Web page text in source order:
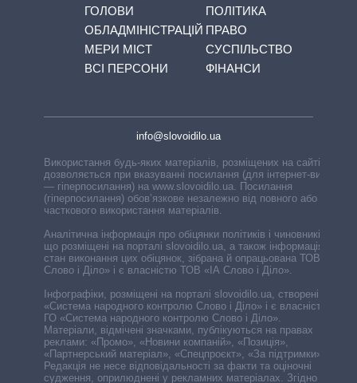
ГОЛОВИ
ОБЛАДМІНІСТРАЦІЙ
МЕРИ МІСТ
ВСІ ПЕРСОНИ
ПОЛІТИКА
ПРАВО
СУСПІЛЬСТВО
ФІНАНСИ
info@slovoidilo.ua
Використання будь-яких матеріалів, розміщених на сайті,
дозволяється при вказуванні посилання (для інтернет-видань
— гіперпосилання) на www.slovoidilo.ua. Посилання
(гіперпосилання) обов’язкове незалежно від повного або
часткового використання матеріалів.
Аналітична інформація про обіцянки політиків і чиновників,
що розміщені на порталі slovoidilo.ua, а також інформація про
стан виконання цих обіцянок, зібрана й опрацьована ТОВ «ІА
Слово і Діло» і є власністю ТОВ «ІА Слово і Діло».
Інфографіки, розміщені на порталі slovoidilo.ua, створені ГО
«Система народного контролю Слово і Діло» і є власністю
ГО «Система народного контролю Слово і Діло».
Матеріали, відмічені значками, публікуються на правах
реклами: «Промо», «Новини компаній», «Позиція»,
«Партнерський матеріал», «Спецпроєкт», «За підтримки».
Редакція не несе відповідальності за факти та оціночні
судження, оприлюднені у рекламних матеріалах. Згідно з